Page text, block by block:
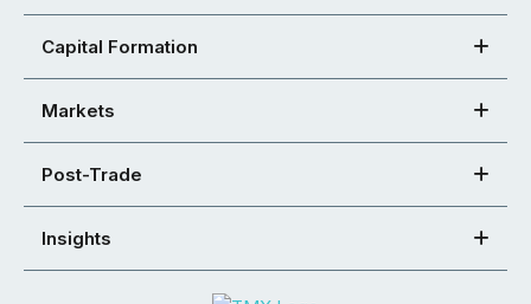
Capital Formation
Markets
Post-Trade
Insights